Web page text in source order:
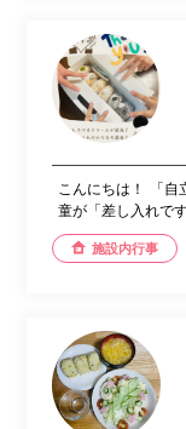
こんにちは！ 「
童が「差し入れで
施設内行事